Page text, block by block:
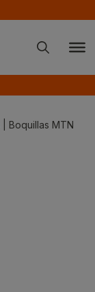
| Boquillas MTN